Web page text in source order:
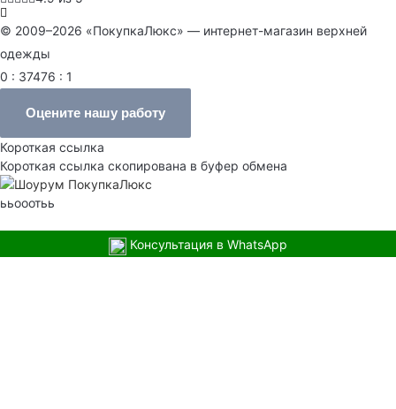
© 2009–2026 «ПокупкаЛюкс» — интернет-магазин верхней
одежды
0 : 37476 : 1
Оцените нашу работу
Короткая ссылка
Короткая ссылка скопирована в буфер обмена
ььооотьь
Консультация в WhatsApp